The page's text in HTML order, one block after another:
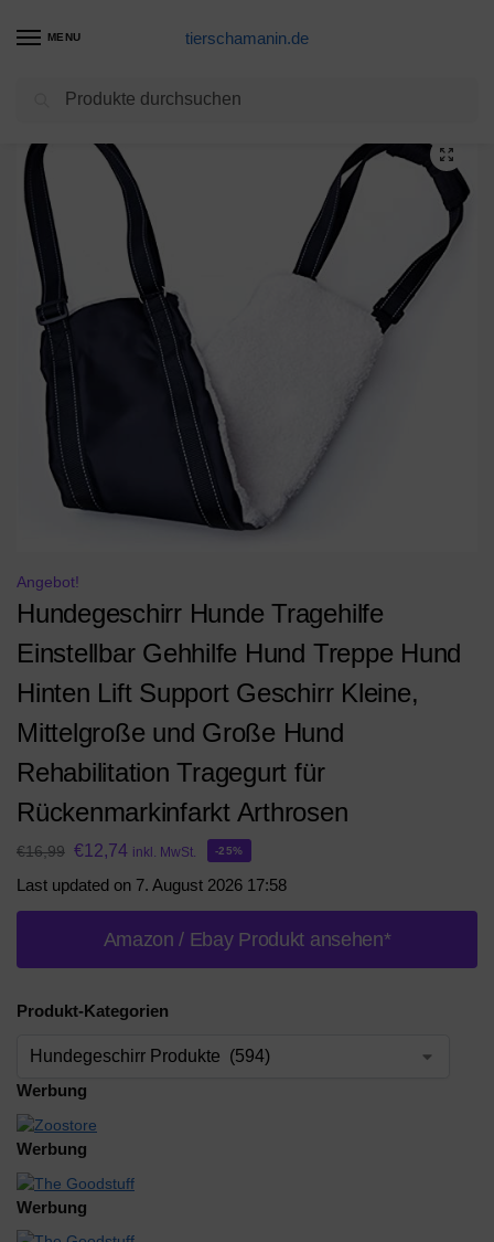
MENU tierschamanin.de
Hundegeschirr Produkte / Hundegeschirr Hunde Tragehilfe Einstellbar Gehhilfe Hund Treppe Hund Hinten Lift Support Geschirr Kleine, Mittelgroße und Große Hund Rehabilitation Tragegurt für Rückenmarkinfarkt Arthrosen
Angebot!
Hundegeschirr Hunde Tragehilfe
Einstellbar Gehhilfe Hund Treppe Hund
Hinten Lift Support Geschirr Kleine,
Mittelgroße und Große Hund
Rehabilitation Tragegurt für
Rückenmarkinfarkt Arthrosen
€16,99 €12,74 inkl. MwSt. -25%
Last updated on 7. August 2026 17:58
Amazon / Ebay Produkt ansehen*
Produkt-Kategorien
Werbung
Werbung
Werbung